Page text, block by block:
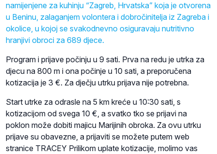
namijenjene za kuhinju “Zagreb, Hrvatska” koja je otvorena
u Beninu, zalaganjem volontera i dobročinitelja iz Zagreba i
okolice, u kojoj se svakodnevno osiguravaju nutritivno
hranjivi obroci za 689 djece.
Program i prijave počinju u 9 sati. Prva na redu je utrka za
djecu na 800 m i ona počinje u 10 sati, a preporučena
kotizacija je 3 €. Za dječju utrku prijava nije potrebna.
Start utrke za odrasle na 5 km kreće u 10:30 sati, s
kotizacijom od svega 10 €, a svatko tko se prijavi na
poklon može dobiti majicu Marijinih obroka. Za ovu utrku
prijave su obavezne, a prijaviti se možete putem web
stranice TRACEY Prilikom uplate kotizacije, molimo vas